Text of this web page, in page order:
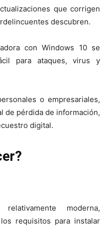
que corrigen
descubren.
con Windows 10 se
para ataques, virus y
o empresariales,
de pérdida de información,
digital.
moderna,
requisitos para instalar